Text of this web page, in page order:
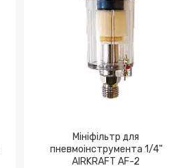
Мініфільтр для
пневмоінструмента 1/4"
AIRKRAFT AF-2